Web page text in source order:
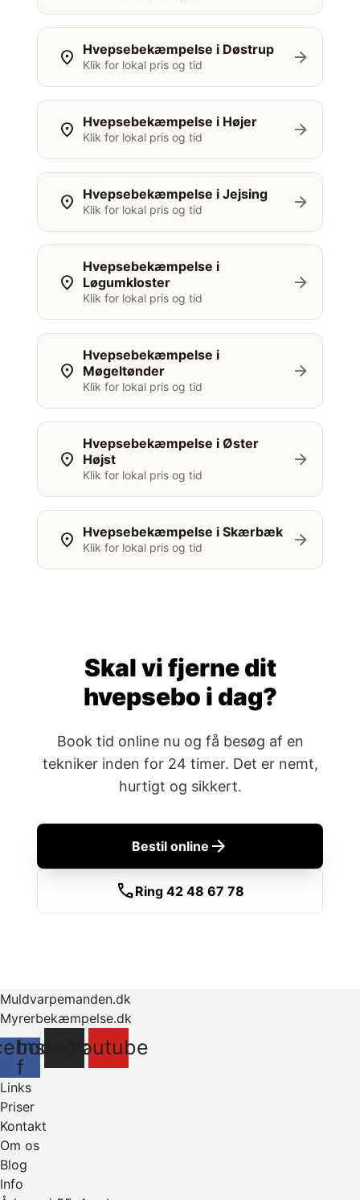
location_on Hvepsebekæmpelse i Døstrup
Klik for lokal pris og tid arrow_forward
location_on Hvepsebekæmpelse i Højer
Klik for lokal pris og tid arrow_forward
location_on Hvepsebekæmpelse i Jejsing
Klik for lokal pris og tid arrow_forward
location_on
Hvepsebekæmpelse i
Løgumkloster
Klik for lokal pris og tid
arrow_forward
location_on
Hvepsebekæmpelse i
Møgeltønder
Klik for lokal pris og tid
arrow_forward
location_on
Hvepsebekæmpelse i Øster
Højst
Klik for lokal pris og tid
arrow_forward
location_on Hvepsebekæmpelse i Skærbæk
Klik for lokal pris og tid arrow_forward
Skal vi fjerne dit
hvepsebo i dag?
Book tid online nu og få besøg af en
tekniker inden for 24 timer. Det er nemt,
hurtigt og sikkert.
Bestil online arrow_forward
callRing 42 48 67 78
Muldvarpemanden.dk
Myrerbekæmpelse.dk
f
InstagramYoutube
Links
Priser
Kontakt
Om os
Blog
Info